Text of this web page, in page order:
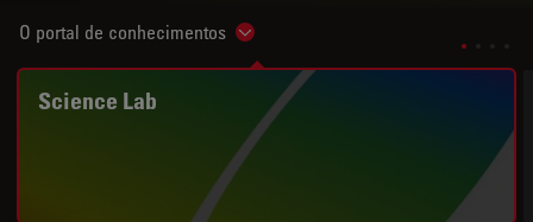
O portal de conhecimentos Show subnavigation
Science Lab